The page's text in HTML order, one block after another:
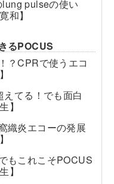
pulseの使い
】
るPOCUS
？CPRで使うエコ
てる！でも面白
織炎エコーの発展
もこれこそPOCUS